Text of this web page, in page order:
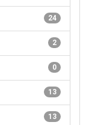
24
2
0
13
13